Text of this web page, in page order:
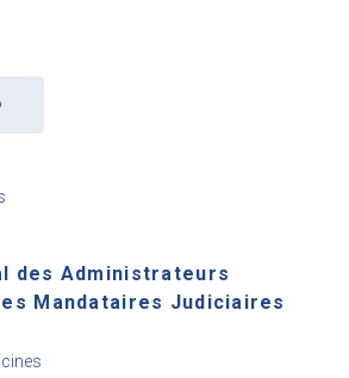
des Administrateurs
Mandataires Judiciaires